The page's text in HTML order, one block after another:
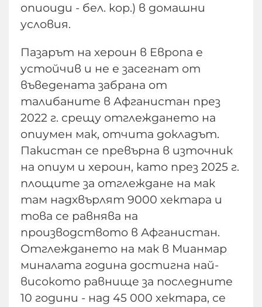
опиоиди - бел. кор.) в домашни
условия.
Пазарът на хероин в Европа е
устойчив и не е засегнат от
въведената забрана от
талибаните в Афганистан през
2022 г. срещу отглеждането на
опиумен мак, отчита докладът.
Пакистан се превърна в източник
на опиум и хероин, като през 2025 г.
площите за отглеждане на мак
там надхвърлят 9000 хектара и
това се равнява на
производството в Афганистан.
Отглеждането на мак в Мианмар
миналата година достигна най-
високото равнище за последните
10 години - над 45 000 хектара, се